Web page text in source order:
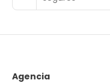
Agencia